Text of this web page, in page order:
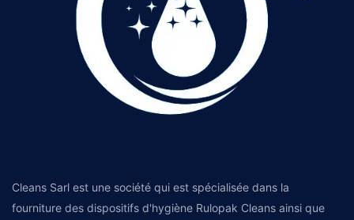
Cleans Sarl est une société qui est spécialisée dans la
fourniture des dispositifs d'hygiène Rulopak Cleans ainsi que